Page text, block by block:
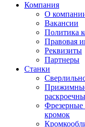
Компания
О
Вакансии
Политика
Правовая
Реквизиты
Партнеры
Станки
Фрезерные
кромок